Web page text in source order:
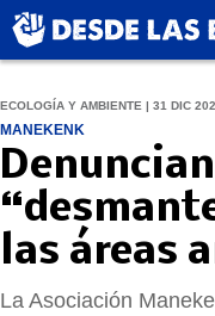
ECOLOGÍA Y AMBIENTE | 31 DIC
MANEKENK
las áreas
La Asociación